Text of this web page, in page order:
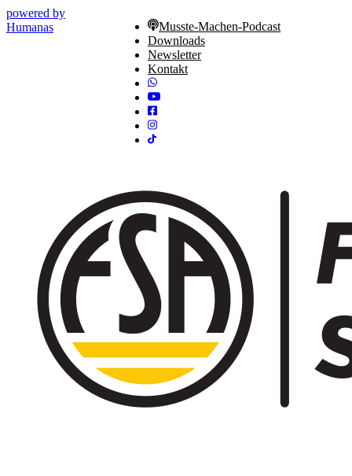
powered by
Humanas
Musste-Machen-Podcast
Downloads
Newsletter
Kontakt